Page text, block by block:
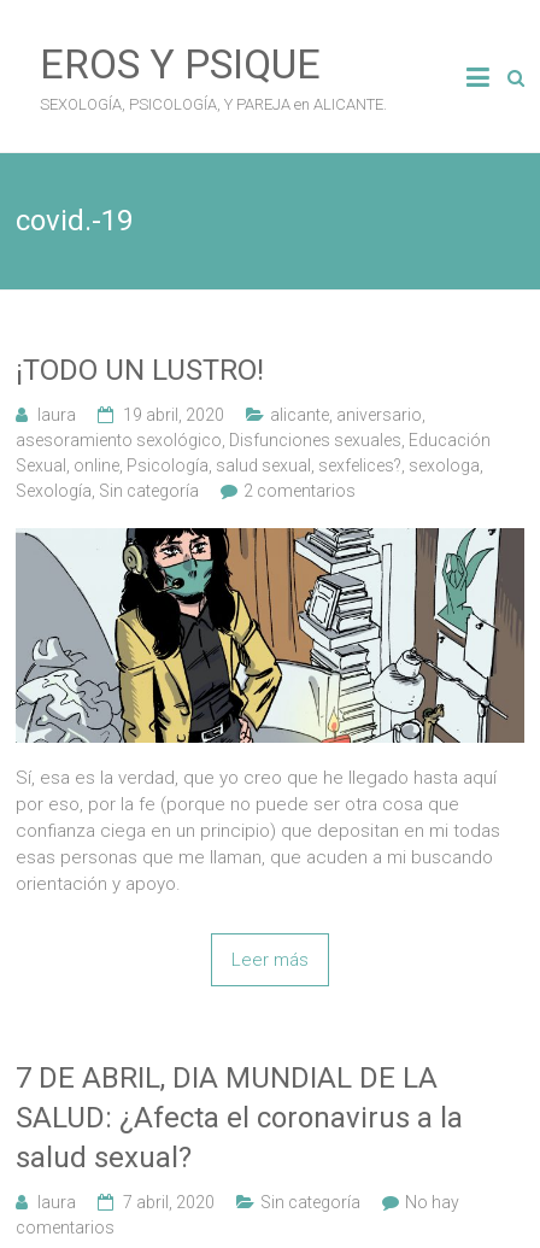
contenidoEROS Y PSIQUE
SEXOLOGÍA, PSICOLOGÍA, Y PAREJA en ALICANTE.
covid.-19
¡TODO UN LUSTRO!
laura 19 abril, 2020 alicante aniversario
asesoramiento sexológico Disfunciones sexuales Educación
Sexual
online Psicología salud sexual sexfelices? sexologa
Sexología Sin categoría 2 comentarios
Sí, esa es la verdad, que yo creo que he llegado hasta aquí
por eso, por la fe (porque no puede ser otra cosa que
confianza ciega en un principio) que depositan en mi todas
esas personas que me llaman, que acuden a mi buscando
orientación y apoyo.
Leer más
7 DE ABRIL, DIA MUNDIAL DE LA
SALUD: ¿Afecta el coronavirus a la
salud sexual?
laura 7 abril, 2020 Sin categoría
No hay
comentarios